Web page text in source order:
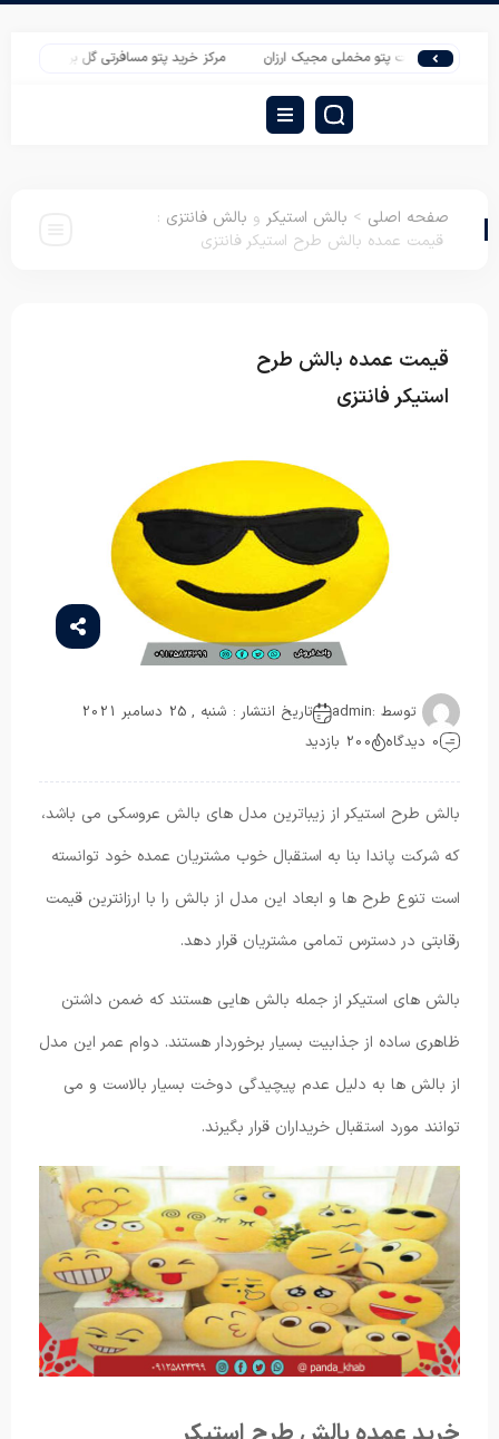
صادرات پتو مخملی مجیک ارزان مرکز خرید پتو مسافرتی گل برجسته سروین نرمینه
صفحه اصلی > بالش استیکر و بالش فانتزی :
قیمت عمده بالش طرح استیکر فانتزی
قیمت عمده بالش طرح
استیکر فانتزی
توسط :admin
تاریخ انتشار : شنبه , 25 دسامبر 2021
0 دیدگاه
200 بازدید
بالش طرح استیکر از زیباترین مدل های بالش عروسکی می باشد،
که شرکت پاندا بنا به استقبال خوب مشتریان عمده خود توانسته
است تنوع طرح ها و ابعاد این مدل از بالش را با ارزانترین قیمت
رقابتی در دسترس تمامی مشتریان قرار دهد.
بالش های استیکر از جمله بالش هایی هستند که ضمن داشتن
ظاهری ساده از جذابیت بسیار برخوردار هستند. دوام عمر این مدل
از بالش ها به دلیل عدم پیچیدگی دوخت بسیار بالاست و می
‌توانند مورد استقبال خریداران قرار بگیرند.